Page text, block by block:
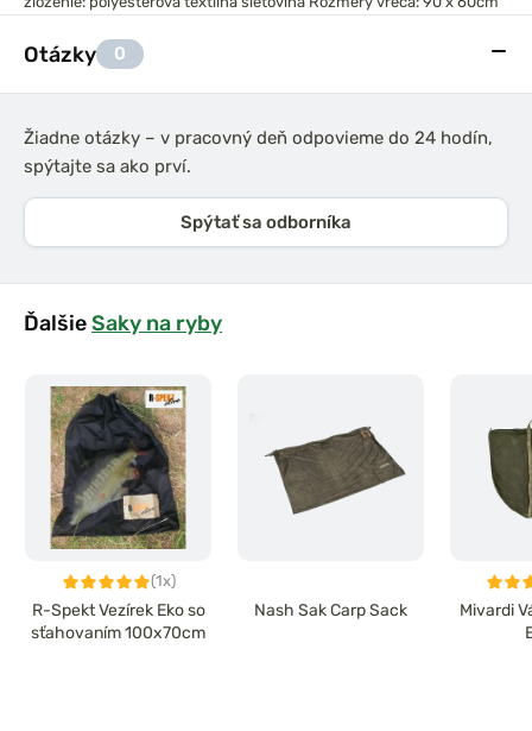
Otázky 0
Žiadne otázky – v pracovný deň odpovieme do 24 hodín,
spýtajte sa ako prví.
Spýtať sa odborníka
ĎalšieSaky na ryby
(1x)
R-Spekt Vezírek Eko so
sťahovaním 100x70cm
Nash Sak Carp Sack
Mivardi